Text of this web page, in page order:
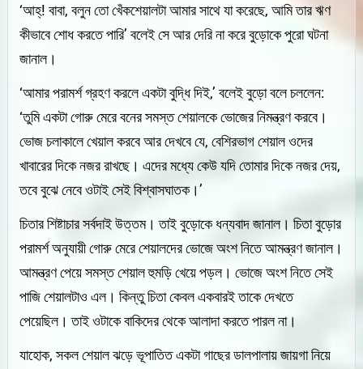
‘আহ্! বাবা, বলুন তো খেঁকশেয়ালটা আমার সাথে যা করেছে, আমি তার ঋণ
কীভাবে শোধ করতে পারি’ বলেই সে আর দেরি না করে বুড়োকে পুরো ঘটনা
জানাল।
‘আমার পরামর্শ গ্রহণ করলে একটা বুদ্ধি দিই,’ বলেই বুড়ো বলে চললেন:
‘তুমি একটা গোরু মেরে বনের সমস্ত শেয়ালকে ভোজের নিমন্ত্রণ করবে।
ভোজ চলাকালে খেয়াল করবে আর দেখবে যে, বেশিরভাগ শেয়াল ওদের
খাবারের দিকে নজর রাখছে। এদের মধ্যে কেউ যদি তোমার দিকে নজর দেয়,
তবে বুঝে নেবে ওটাই সেই বিশ্বাসঘাতক।’
চিতার শিষ্টাচার সর্বদাই উত্তম। তাই বুড়োকে ধন্যবাদ জানাল। চিতা বুড়োর
পরামর্শ অনুযায়ী গোরু মেরে শেয়ালদের ভোজে অংশ নিতে আমন্ত্রণ জানাল।
আমন্ত্রণ পেয়ে সমস্ত শেয়াল হুমড়ি খেয়ে পড়ল। ভোজে অংশ নিতে সেই
পাজি শেয়ালটাও এল। কিন্তু চিতা কেবল একবারই তাকে দেখতে
পেয়েছিল। তাই ওটাকে বাকিদের থেকে আলাদা করতে পারল না।
যাহোক, সকল শেয়াল ঝড়ে ভূপাতিত একটা গাছের ডালপালায় জায়গা নিয়ে